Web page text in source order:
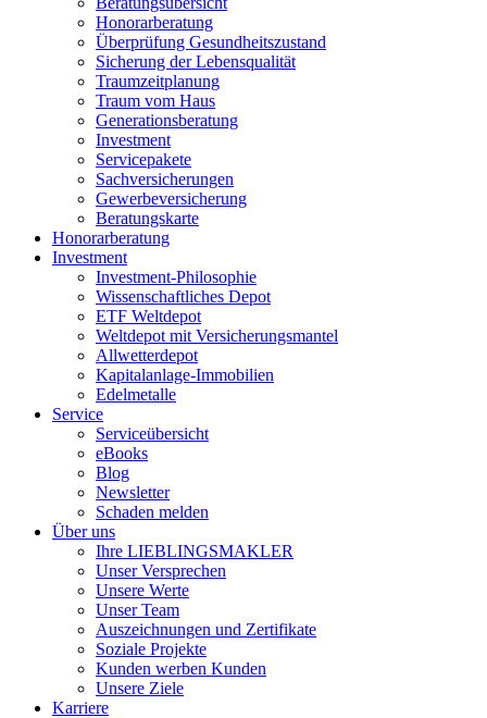
Honorarberatung
Überprüfung Gesundheitszustand
Sicherung der Lebensqualität
Traumzeitplanung
Traum vom Haus
Generationsberatung
Investment
Servicepakete
Sachversicherungen
Gewerbeversicherung
Beratungskarte
Honorarberatung
Investment
Investment-Philosophie
Wissenschaftliches Depot
ETF Weltdepot
Weltdepot mit Versicherungsmantel
Allwetterdepot
Kapitalanlage-Immobilien
Edelmetalle
Service
Serviceübersicht
eBooks
Blog
Newsletter
Schaden melden
Über uns
Ihre LIEBLINGSMAKLER
Unser Versprechen
Unsere Werte
Unser Team
Auszeichnungen und Zertifikate
Soziale Projekte
Kunden werben Kunden
Unsere Ziele
Karriere